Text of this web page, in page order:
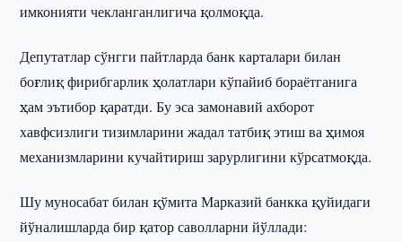
имконияти чекланганлигича қолмоқда.
Депутатлар сўнгги пайтларда банк карталари билан
боғлиқ фирибгарлик ҳолатлари кўпайиб бораётганига
ҳам эътибор қаратди. Бу эса замонавий ахборот
хавфсизлиги тизимларини жадал татбиқ этиш ва ҳимоя
механизмларини кучайтириш зарурлигини кўрсатмоқда.
Шу муносабат билан қўмита Марказий банкка қуйидаги
йўналишларда бир қатор саволларни йўллади: